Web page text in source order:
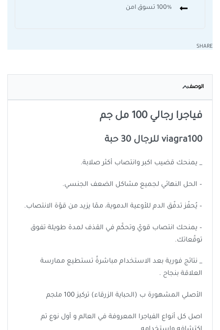
100% تسوق امن
SHARE
الوصف
فياجرا رجالي 100 مل جم
viagra100 للرجال 30 حبة
_ يمنحك قضيب اكبر وانتصاب أكثر صلابة.
– الحل النهائي لجميع مشاكل الضعف الجنسي.
– يُحفّز تدفّق الدم للأوعية الدموية، ممّا يزيد من قوّة الانتصاب.
– يمنحك انتصاب قويّ وتحكّم في القذف لمدة طويلة تفوق
توقّعاتك.
_ نتائج فورية بعد الاستخدام مباشرةً تستطيع ممارسة
العلاقة بنجاح .
الأصلي المشهورة ب (الحباية الزرقاء) تركيز 100 ملجم
اصل كل أنواع الفياجرا المعروفة في العالم و أول نوع تم